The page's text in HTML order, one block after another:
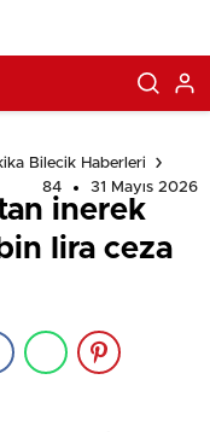
Bilecik Haberleri
84
31 Mayıs 2026
inerek
lira ceza